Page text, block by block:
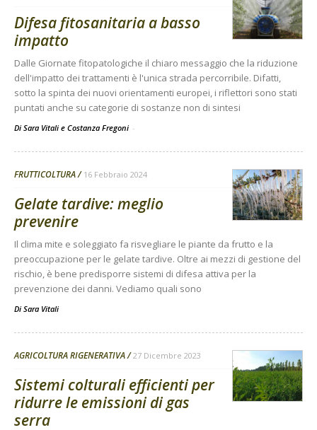
Difesa fitosanitaria a basso
impatto
Dalle Giornate fitopatologiche il chiaro messaggio che la riduzione
dell'impatto dei trattamenti è l'unica strada percorribile. Difatti,
sotto la spinta dei nuovi orientamenti europei, i riflettori sono stati
puntati anche su categorie di sostanze non di sintesi
Di Sara Vitali e Costanza Fregoni -
FRUTTICOLTURA 16 Febbraio 2024
Gelate tardive: meglio
prevenire
Il clima mite e soleggiato fa risvegliare le piante da frutto e la
preoccupazione per le gelate tardive. Oltre ai mezzi di gestione del
rischio, è bene predisporre sistemi di difesa attiva per la
prevenzione dei danni. Vediamo quali sono
Di Sara Vitali
AGRICOLTURA RIGENERATIVA 27 Dicembre 2023
Sistemi colturali efficienti per
ridurre le emissioni di gas
serra